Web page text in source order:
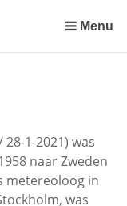
Menu
28-1-2021) was
naar Zweden
metereoloog in
was